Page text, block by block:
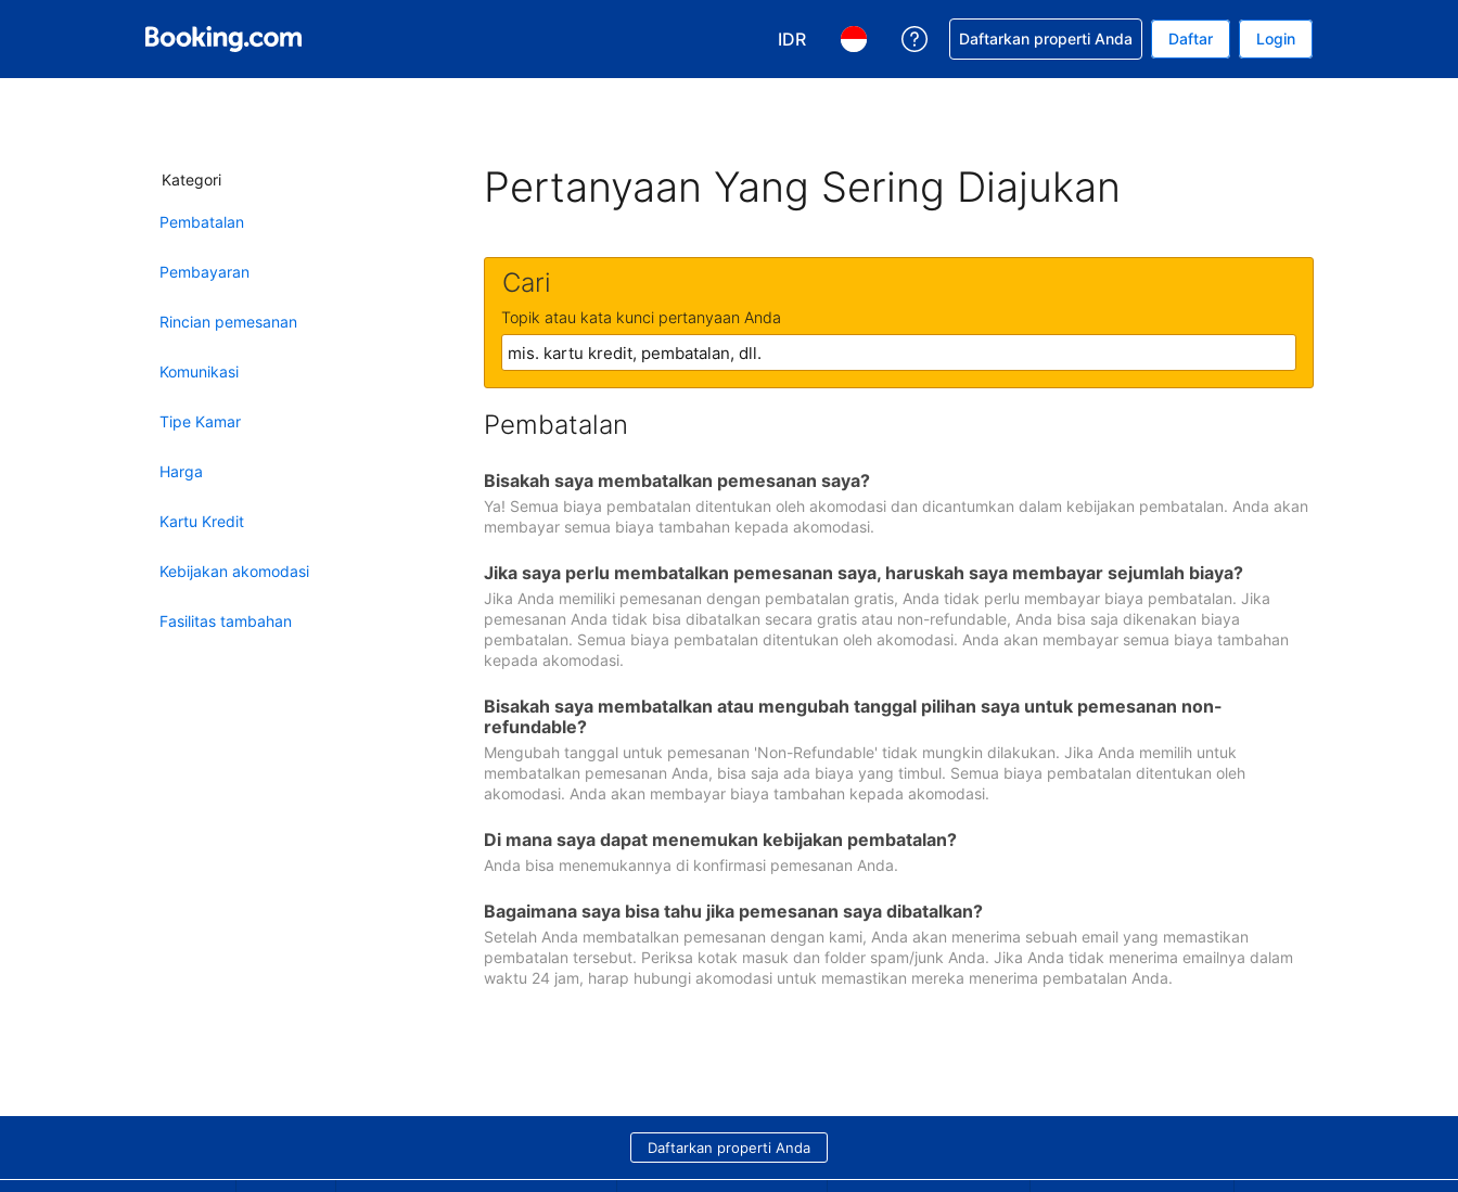
IDR
Pilih mata uang Anda. Mata uang Anda saat ini adalah Rupiah Indonesia
Pilih bahasa Anda. Bahasa Anda saat ini adalah Bahasa Indonesia
Dapatkan bantuan untuk pemesanan Anda
Daftarkan properti Anda Daftar Login
Kategori
Pembatalan
Pembayaran
Rincian pemesanan
Komunikasi
Tipe Kamar
Harga
Kartu Kredit
Kebijakan akomodasi
Fasilitas tambahan
Pertanyaan Yang Sering Diajukan
Cari
Topik atau kata kunci pertanyaan Anda
Pembatalan
Bisakah saya membatalkan pemesanan saya?
Ya! Semua biaya pembatalan ditentukan oleh akomodasi dan dicantumkan dalam kebijakan pembatalan. Anda akan
membayar semua biaya tambahan kepada akomodasi.
Jika saya perlu membatalkan pemesanan saya, haruskah saya membayar sejumlah biaya?
Jika Anda memiliki pemesanan dengan pembatalan gratis, Anda tidak perlu membayar biaya pembatalan. Jika
pemesanan Anda tidak bisa dibatalkan secara gratis atau non-refundable, Anda bisa saja dikenakan biaya
pembatalan. Semua biaya pembatalan ditentukan oleh akomodasi. Anda akan membayar semua biaya tambahan
kepada akomodasi.
Bisakah saya membatalkan atau mengubah tanggal pilihan saya untuk pemesanan non-
refundable?
Mengubah tanggal untuk pemesanan 'Non-Refundable' tidak mungkin dilakukan. Jika Anda memilih untuk
membatalkan pemesanan Anda, bisa saja ada biaya yang timbul. Semua biaya pembatalan ditentukan oleh
akomodasi. Anda akan membayar biaya tambahan kepada akomodasi.
Di mana saya dapat menemukan kebijakan pembatalan?
Anda bisa menemukannya di konfirmasi pemesanan Anda.
Bagaimana saya bisa tahu jika pemesanan saya dibatalkan?
Setelah Anda membatalkan pemesanan dengan kami, Anda akan menerima sebuah email yang memastikan
pembatalan tersebut. Periksa kotak masuk dan folder spam/junk Anda. Jika Anda tidak menerima emailnya dalam
waktu 24 jam, harap hubungi akomodasi untuk memastikan mereka menerima pembatalan Anda.
Daftarkan properti Anda